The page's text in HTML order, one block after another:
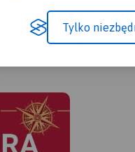
Tylko
CI SIĘ